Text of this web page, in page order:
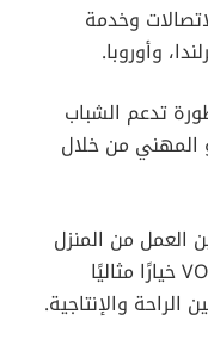
وخدمة
وأوروبا.
تدعم الشباب
المهني من خلال
العمل من المنزل
والعمل من المكتب، أصبحت VOIS Egypt خيارًا مثاليًا
والإنتاجية.